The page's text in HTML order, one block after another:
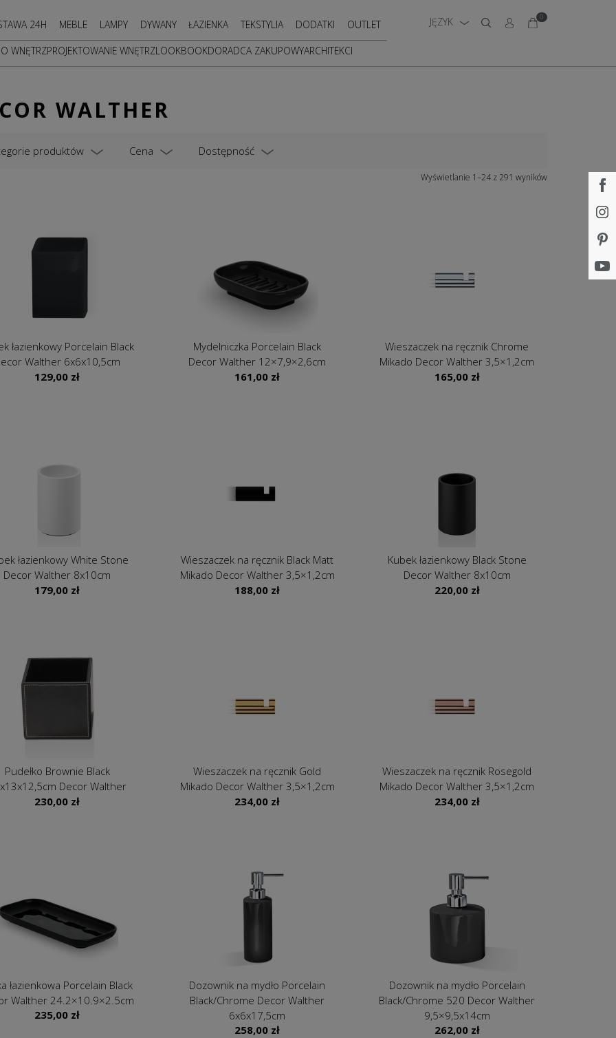
JĘZYK 0
24H MEBLE LAMPY DYWANY ŁAZIENKA TEKSTYLIA DODATKI OUTLET
WNĘTRZPROJEKTOWANIE WNĘTRZLOOKBOOKDORADCA ZAKUPOWYARCHITEKCI
WALTHER
produktów Cena Dostępność
Wyświetlanie 1–24 z 291 wyników
łazienkowy Porcelain Black
Walther 6x6x10,5cm
129,00 zł
Mydelniczka Porcelain Black
Decor Walther 12×7,9×2,6cm
161,00 zł
Wieszaczek na ręcznik Chrome
Mikado Decor Walther 3,5×1,2cm
165,00 zł
łazienkowy White Stone
Decor Walther 8x10cm
179,00 zł
Wieszaczek na ręcznik Black Matt
Mikado Decor Walther 3,5×1,2cm
188,00 zł
Kubek łazienkowy Black Stone
Decor Walther 8x10cm
220,00 zł
Pudełko Brownie Black
Decor Walther
230,00 zł
Wieszaczek na ręcznik Gold
Mikado Decor Walther 3,5×1,2cm
234,00 zł
Wieszaczek na ręcznik Rosegold
Mikado Decor Walther 3,5×1,2cm
234,00 zł
łazienkowa Porcelain Black
Walther 24.2×10.9×2.5cm
235,00 zł
Dozownik na mydło Porcelain
Black/Chrome Decor Walther
6x6x17,5cm
258,00 zł
Dozownik na mydło Porcelain
Black/Chrome 520 Decor Walther
9,5×9,5x14cm
262,00 zł